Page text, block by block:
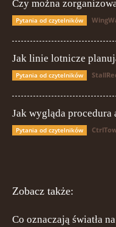
Czy można
Pytania od czytelników
Jak linie lotnicze
Pytania od czytelników
Jak wygląda procedura
Pytania od czytelników
Zobacz także:
Co oznaczają światła